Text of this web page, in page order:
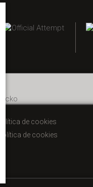
Política de cookies
Política de cookies